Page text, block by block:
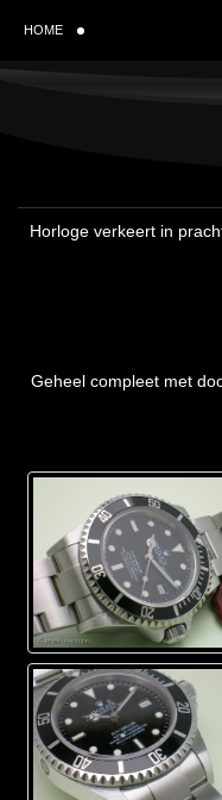
HOME
Horloge verkeert in
Geheel compleet met